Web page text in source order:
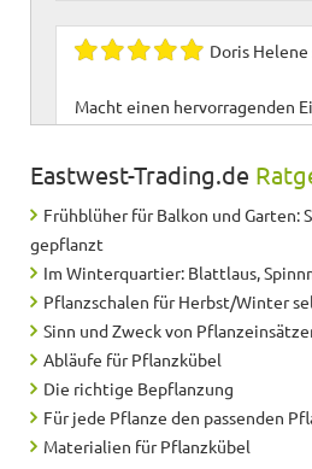
Doris Helene
Macht einen hervorragenden
<br>Erfahrungswerte fehlen,
Steht auf Terrasse, fügt sich gut
Naturboden/Geländer ein.
portugisischem Lorbeer.
Rüssli
Eastwest-Trading.de
Frühblüher für Balkon und Garten:
gepflanzt
Im Winterquartier: Blattlaus,
Pflanzschalen für Herbst/Winter
Sinn und Zweck von
Abläufe für Pflanzkübel
Die richtige Bepflanzung
Für jede Pflanze den passenden
Materialien für Pflanzkübel